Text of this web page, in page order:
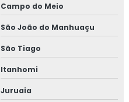
Campo do Meio
São João do Manhuaçu
São Tiago
Itanhomi
Juruaia